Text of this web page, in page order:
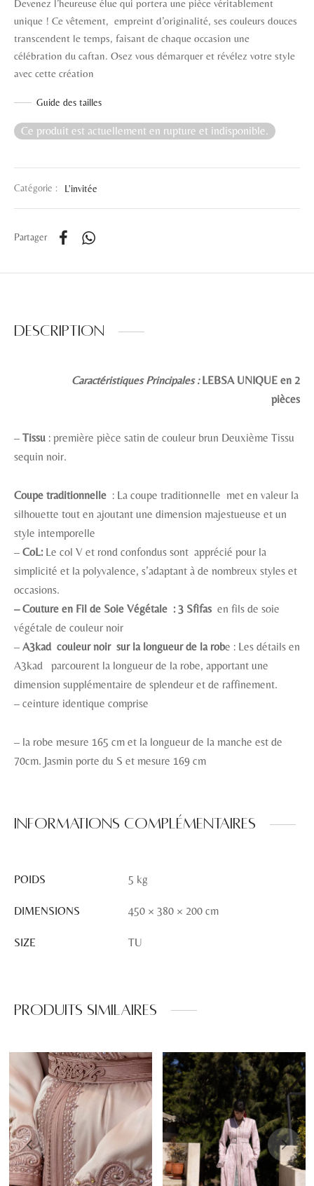
Devenez l’heureuse élue qui portera une pièce véritablement
unique ! Ce vêtement, empreint d’originalité, ses couleurs douces
transcendent le temps, faisant de chaque occasion une
célébration du caftan. Osez vous démarquer et révélez votre style
avec cette création
Guide des tailles
Ce produit est actuellement en rupture et indisponible.
Catégorie : L'invitée
Partager
Description
Caractéristiques Principales :LEBSA UNIQUE en 2
pièces
– Tissu : première pièce satin de couleur brun Deuxième Tissu
sequin noir.
Coupe traditionnelle : La coupe traditionnelle met en valeur la
silhouette tout en ajoutant une dimension majestueuse et un
style intemporelle
– CoL: Le col V et rond confondus sont apprécié pour la
simplicité et la polyvalence, s’adaptant à de nombreux styles et
occasions.
– Couture en Fil de Soie Végétale : 3 Sfifas en fils de soie
végétale de couleur noir
– A3kad couleur noir sur la longueur de la robe : Les détails en
A3kad parcourent la longueur de la robe, apportant une
dimension supplémentaire de splendeur et de raffinement.
– ceinture identique comprise
– la robe mesure 165 cm et la longueur de la manche est de
70cm. Jasmin porte du S et mesure 169 cm
Informations complémentaires
POIDS 5 kg
DIMENSIONS 450 × 380 × 200 cm
SIZE TU
Produits similaires